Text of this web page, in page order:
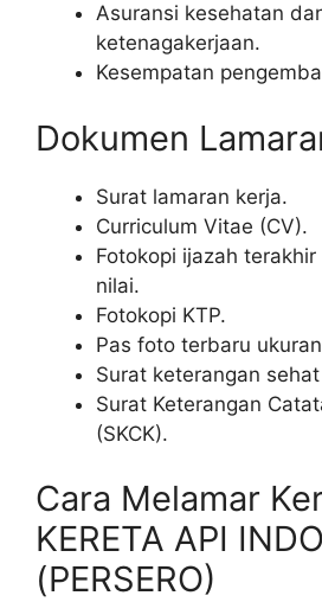
Asuransi kesehatan
ketenagakerjaan.
Kesempatan
Dokumen
Surat lamaran kerja.
Curriculum Vitae (CV).
Fotokopi ijazah
nilai.
Fotokopi KTP.
Pas foto terbaru
Surat keterangan
Surat Keterangan
(SKCK).
Cara Melamar
KERETA API
(PERSERO)